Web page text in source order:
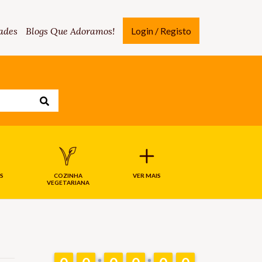
Blogs Que Adoramos! Login / Registo
COZINHA
VEGETARIANA
VER MAIS